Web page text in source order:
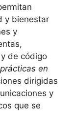
y bienestar
y
de código
en
dirigidas
y
que se